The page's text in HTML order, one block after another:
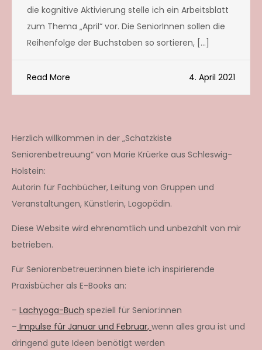
die kognitive Aktivierung stelle ich ein Arbeitsblatt
zum Thema „April“ vor. Die SeniorInnen sollen die
Reihenfolge der Buchstaben so sortieren, […]
Read More 4. April 2021
Herzlich willkommen in der „Schatzkiste
Seniorenbetreuung“ von Marie Krüerke aus Schleswig-
Holstein:
Autorin für Fachbücher, Leitung von Gruppen und
Veranstaltungen, Künstlerin, Logopädin.
Diese Website wird ehrenamtlich und unbezahlt von mir
betrieben.
Für Seniorenbetreuer:innen biete ich inspirierende
Praxisbücher als E-Books an:
– Lachyoga-Buch speziell für Senior:innen
– Impulse für Januar und Februar, wenn alles grau ist und
dringend gute Ideen benötigt werden